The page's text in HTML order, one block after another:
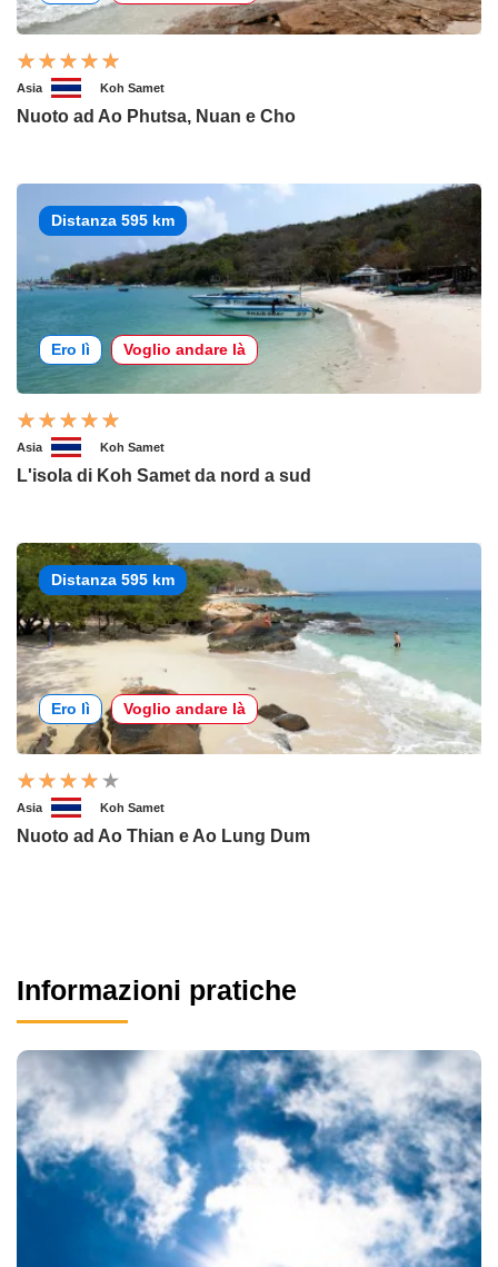
Asia Koh Samet
Nuoto ad Ao Phutsa, Nuan e Cho
Distanza 595 km
Ero lì Voglio andare là
Asia Koh Samet
L'isola di Koh Samet da nord a sud
Distanza 595 km
Ero lì Voglio andare là
Asia Koh Samet
Nuoto ad Ao Thian e Ao Lung Dum
Informazioni pratiche